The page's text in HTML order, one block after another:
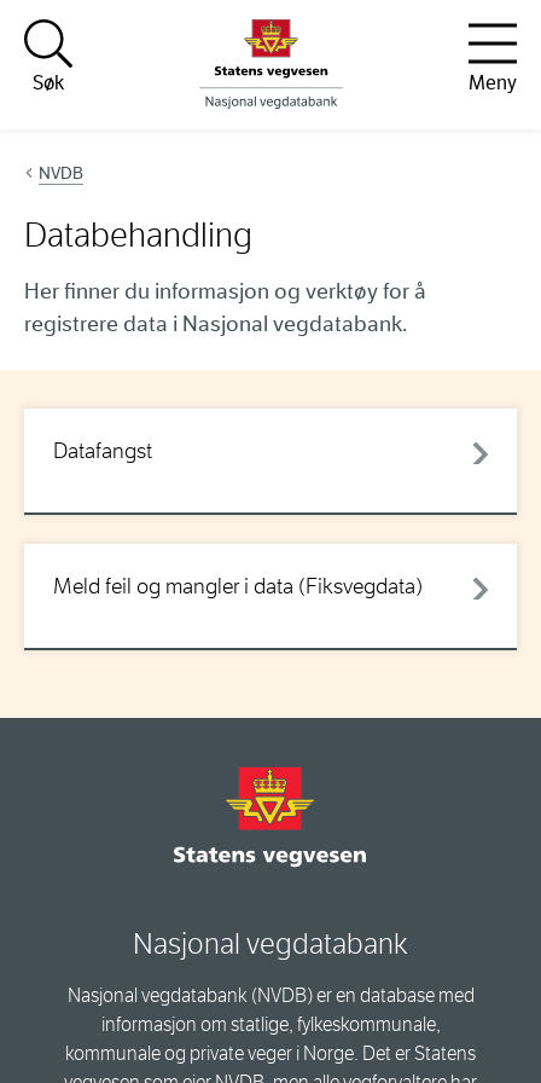
Hopp til innhold
Søk
Meny
NVDB
Databehandling
Her finner du informasjon og verktøy for å
registrere data i Nasjonal vegdatabank.
Datafangst
Meld feil og mangler i data (Fiksvegdata)
Nasjonal vegdatabank
Nasjonal vegdatabank (NVDB) er en database med
informasjon om statlige, fylkeskommunale,
kommunale og private veger i Norge. Det er Statens